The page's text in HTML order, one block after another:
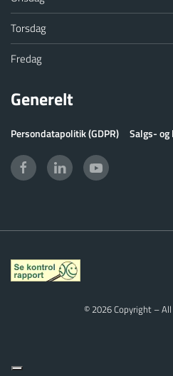
Torsdag
Fredag
Generelt
Persondatapolitik (GDPR) Salgs-
© 2026Copyright –